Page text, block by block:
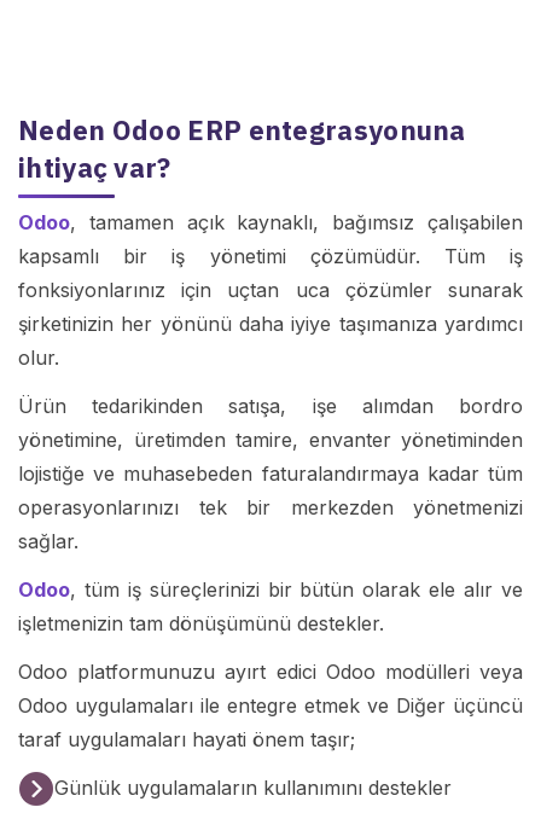
Neden Odoo ERP entegrasyonuna
ihtiyaç var?
Odoo, tamamen açık kaynaklı, bağımsız çalışabilen
kapsamlı bir iş yönetimi çözümüdür. Tüm iş
fonksiyonlarınız için uçtan uca çözümler sunarak
şirketinizin her yönünü daha iyiye taşımanıza yardımcı
olur.
Ürün tedarikinden satışa, işe alımdan bordro
yönetimine, üretimden tamire, envanter yönetiminden
lojistiğe ve muhasebeden faturalandırmaya kadar tüm
operasyonlarınızı tek bir merkezden yönetmenizi
sağlar.
Odoo, tüm iş süreçlerinizi bir bütün olarak ele alır ve
işletmenizin tam dönüşümünü destekler.
Odoo platformunuzu ayırt edici Odoo modülleri veya
Odoo uygulamaları ile entegre etmek ve Diğer üçüncü
taraf uygulamaları hayati önem taşır;
Günlük uygulamaların kullanımını destekler